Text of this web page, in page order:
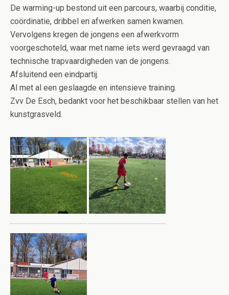
De warming-up bestond uit een parcours, waarbij conditie,
coördinatie, dribbel en afwerken samen kwamen.
Vervolgens kregen de jongens een afwerkvorm
voorgeschoteld, waar met name iets werd gevraagd van
technische trapvaardigheden van de jongens.
Afsluitend een eindpartij.
Al met al een geslaagde en intensieve training.
Zvv De Esch, bedankt voor het beschikbaar stellen van het
kunstgrasveld.